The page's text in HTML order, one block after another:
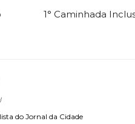
1° Caminhada
do Jornal da Cidade